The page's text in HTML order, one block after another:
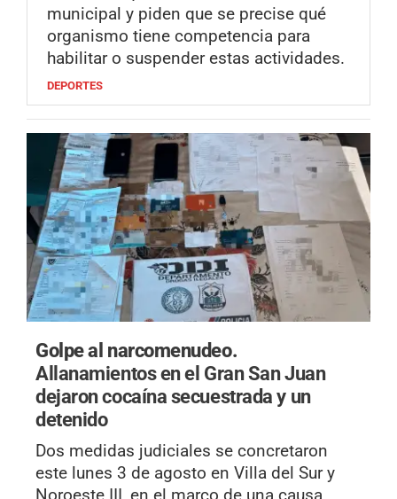
municipal y piden que se precise qué
organismo tiene competencia para
habilitar o suspender estas actividades.
DEPORTES
Golpe al narcomenudeo.
Allanamientos en el Gran San Juan
dejaron cocaína secuestrada y un
detenido
Dos medidas judiciales se concretaron
este lunes 3 de agosto en Villa del Sur y